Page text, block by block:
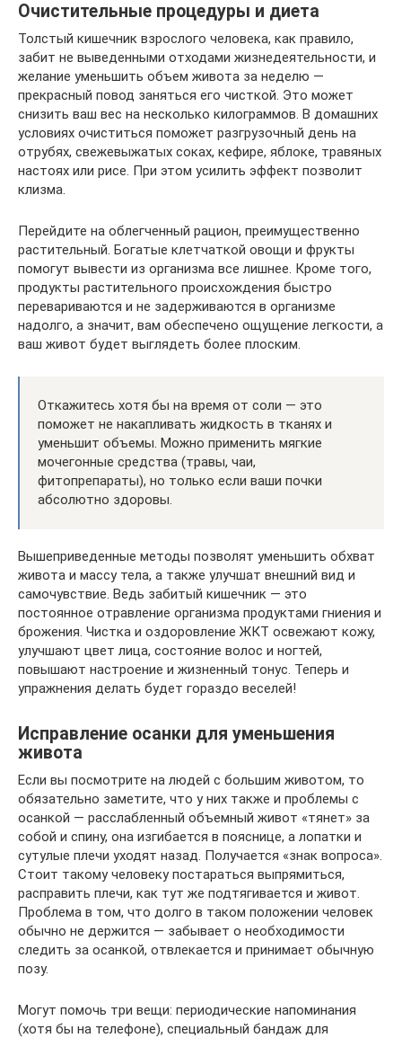
Очистительные процедуры и диета
Толстый кишечник взрослого человека, как правило,
забит не выведенными отходами жизнедеятельности, и
желание уменьшить объем живота за неделю —
прекрасный повод заняться его чисткой. Это может
снизить ваш вес на несколько килограммов. В домашних
условиях очиститься поможет разгрузочный день на
отрубях, свежевыжатых соках, кефире, яблоке, травяных
настоях или рисе. При этом усилить эффект позволит
клизма.
Перейдите на облегченный рацион, преимущественно
растительный. Богатые клетчаткой овощи и фрукты
помогут вывести из организма все лишнее. Кроме того,
продукты растительного происхождения быстро
перевариваются и не задерживаются в организме
надолго, а значит, вам обеспечено ощущение легкости, а
ваш живот будет выглядеть более плоским.
Откажитесь хотя бы на время от соли — это
поможет не накапливать жидкость в тканях и
уменьшит объемы. Можно применить мягкие
мочегонные средства (травы, чаи,
фитопрепараты), но только если ваши почки
абсолютно здоровы.
Вышеприведенные методы позволят уменьшить обхват
живота и массу тела, а также улучшат внешний вид и
самочувствие. Ведь забитый кишечник — это
постоянное отравление организма продуктами гниения и
брожения. Чистка и оздоровление ЖКТ освежают кожу,
улучшают цвет лица, состояние волос и ногтей,
повышают настроение и жизненный тонус. Теперь и
упражнения делать будет гораздо веселей!
Исправление осанки для уменьшения
живота
Если вы посмотрите на людей с большим животом, то
обязательно заметите, что у них также и проблемы с
осанкой — расслабленный объемный живот «тянет» за
собой и спину, она изгибается в пояснице, а лопатки и
сутулые плечи уходят назад. Получается «знак вопроса».
Стоит такому человеку постараться выпрямиться,
расправить плечи, как тут же подтягивается и живот.
Проблема в том, что долго в таком положении человек
обычно не держится — забывает о необходимости
следить за осанкой, отвлекается и принимает обычную
позу.
Могут помочь три вещи: периодические напоминания
(хотя бы на телефоне), специальный бандаж для